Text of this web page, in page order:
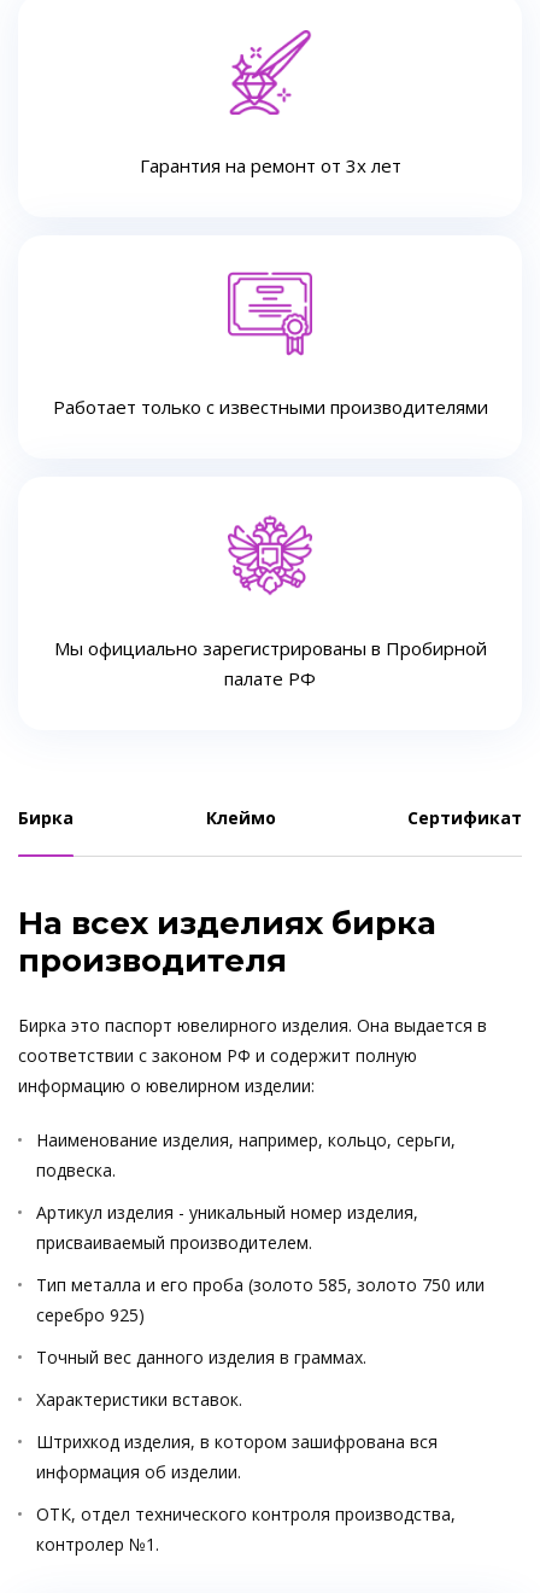
Гарантия на ремонт от 3х лет
Работает только с известными производителями
Мы официально зарегистрированы в Пробирной
палате РФ
Бирка Клеймо Сертификат
На всех изделиях бирка
производителя
Бирка это паспорт ювелирного изделия. Она выдается в
соответствии с законом РФ и содержит полную
информацию о ювелирном изделии:
Наименование изделия, например, кольцо, серьги,
подвеска.
Артикул изделия - уникальный номер изделия,
присваиваемый производителем.
Тип металла и его проба (золото 585, золото 750 или
серебро 925)
Точный вес данного изделия в граммах.
Характеристики вставок.
Штрихкод изделия, в котором зашифрована вся
информация об изделии.
ОТК, отдел технического контроля производства,
контролер №1.